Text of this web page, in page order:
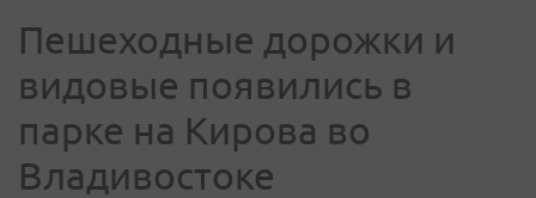
Пешеходные дорожки и
видовые появились в
парке на Кирова во
Владивостоке